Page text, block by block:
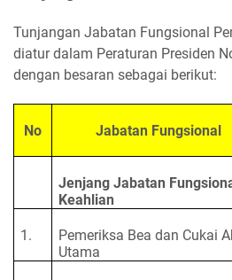
Tunjangan Jabatan Fungsional
diatur dalam Peraturan Presiden
dengan besaran sebagai berikut:
No Jabatan Fungsional
Jenjang Jabatan
Keahlian
1.
Pemeriksa Bea dan Cukai
Utama